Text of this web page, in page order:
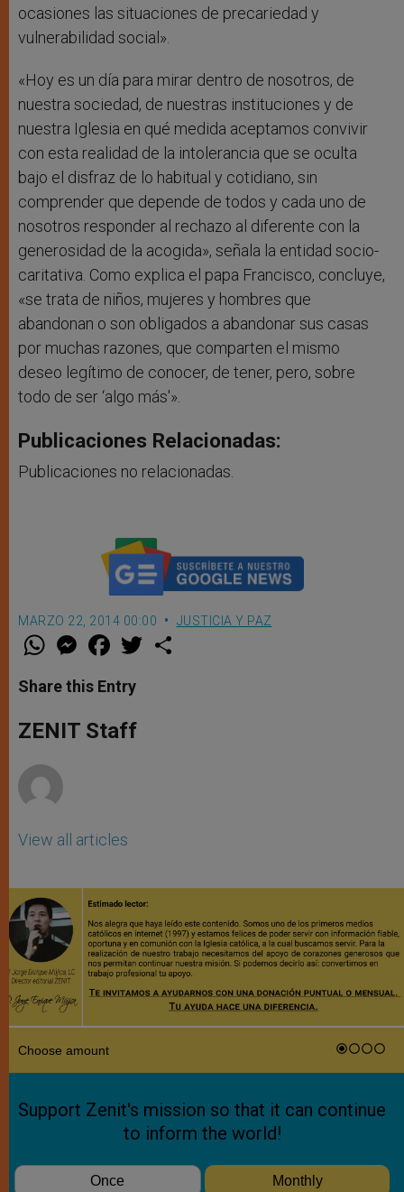
ocasiones las situaciones de precariedad y
vulnerabilidad social».
«Hoy es un día para mirar dentro de nosotros, de
nuestra sociedad, de nuestras instituciones y de
nuestra Iglesia en qué medida aceptamos convivir
con esta realidad de la intolerancia que se oculta
bajo el disfraz de lo habitual y cotidiano, sin
comprender que depende de todos y cada uno de
nosotros responder al rechazo al diferente con la
generosidad de la acogida», señala la entidad socio-
caritativa. Como explica el papa Francisco, concluye,
«se trata de niños, mujeres y hombres que
abandonan o son obligados a abandonar sus casas
por muchas razones, que comparten el mismo
deseo legítimo de conocer, de tener, pero, sobre
todo de ser ‘algo más'».
Publicaciones Relacionadas:
Publicaciones no relacionadas.
MARZO 22, 2014 00:00 JUSTICIA Y PAZ
W
t
s
p
p
M
e
s
e
g
e
F
a
e
b
o
k
w
Share this Entry
ZENIT Staff
View all articles